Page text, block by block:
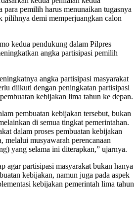
para pemilih harus menunaikan tugasnya
pilihnya demi memperjuangkan calon
kedua pendukung dalam Pilpres
angka partisipasi pemilih
angka partisipasi masyarakat
diikuti dengan peningkatan partisipasi
kebijakan lima tahun ke depan.
pembuatan kebijakan tersebut, bukan
di semua tingkat pemerintahan.
dalam proses pembuatan kebijakan
melalui musyawarah perencanaan
yang selama ini diterapkan,” ujarnya.
agar partisipasi masyarakat bukan hanya
kebijakan, namun juga pada aspek
kebijakan pemerintah lima tahun